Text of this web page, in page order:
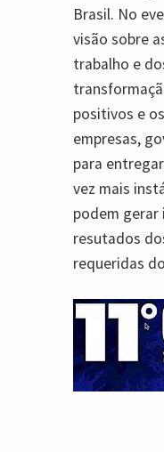
Brasil. No
visão sobre
trabalho e
positivos e
empresas,
para
vez mais
podem
resutados
requeridas